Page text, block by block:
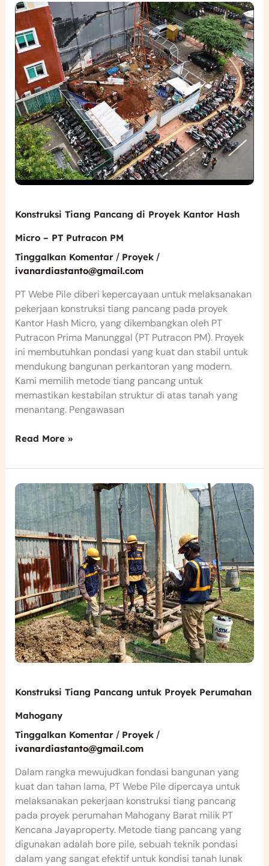
Konstruksi Tiang Pancang di Proyek Kantor Hash
Micro – PT Putracon PM
Tinggalkan Komentar / Proyek/
ivanardiastanto@gmail.com
PT Webe Pile diberi kepercayaan untuk melaksanakan
pekerjaan konstruksi tiang pancang pada proyek
Kantor Hash Micro, yang dikembangkan oleh PT
Putracon Prima Manunggal (PT Putracon PM). Proyek
ini membutuhkan pondasi yang kuat dan stabil untuk
mendukung bangunan perkantoran yang modern.
Kami memilih metode tiang pancang untuk
memastikan kestabilan struktur di atas tanah yang
menantang. Pengawasan
Konstruksi
Tiang
Pancang
di
Proyek
Kantor
Hash
Micro
–
PT
Putracon
PM
Read More »
Konstruksi Tiang Pancang untuk Proyek Perumahan
Mahogany
Tinggalkan Komentar / Proyek/
ivanardiastanto@gmail.com
Dalam rangka mewujudkan fondasi bangunan yang
kuat dan tahan lama, PT Webe Pile dipercaya untuk
melaksanakan pekerjaan konstruksi tiang pancang
pada proyek perumahan Mahogany Barat milik PT
Kencana Jayaproperty. Metode tiang pancang yang
digunakan adalah bore pile, sebuah teknik pondasi
dalam yang sangat efektif untuk kondisi tanah lunak
Konstruksi
Tiang
Pancang
untuk
Proyek
Perumahan
Mahogany